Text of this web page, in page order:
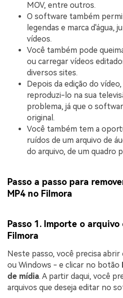
MOV, entre outros.
O software também
legendas e marca d'água,
vídeos.
Você também pode
ou carregar vídeos
diversos sites.
Depois da edição do
reproduzi-lo na sua
problema, já que o
original.
Você também tem a
ruídos de um arquivo de
do arquivo, de um quadro
Passo a passo para
MP4 no Filmora
Passo 1. Importe o
Filmora
Neste passo, você precisa
ou Windows - e clicar no botão
de mídia. A partir daqui, você
arquivos que deseja editar no